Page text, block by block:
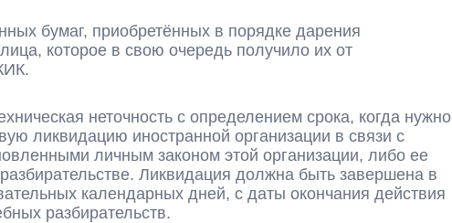
бумаг, приобретённых в порядке дарения
которое в свою очередь получило их от
неточность с определением срока, когда нужно
ликвидацию иностранной организации в связи с
личным законом этой организации, либо ее
Ликвидация должна быть завершена в
календарных дней, с даты окончания действия
разбирательств.